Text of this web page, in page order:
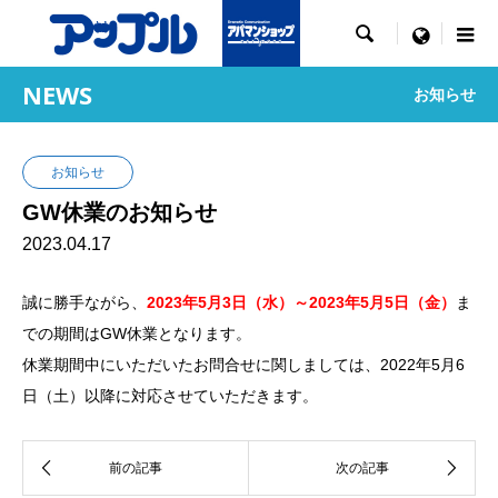
 menu
NEWS お知らせ
お知らせ
GW休業のお知らせ
2023.04.17
誠に勝手ながら、 2023年5月3日（水）～2023年5月5日（金）
ま
での期間はGW休業となります。
休業期間中にいただいたお問合せに関しましては、2022年5月6
日（土）以降に対応させていただきます。